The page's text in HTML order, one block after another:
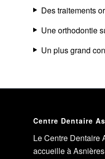
Des traitements
Une orthodontie
Un plus grand
Centre Dentaire
Le Centre Dentaire
accueille à